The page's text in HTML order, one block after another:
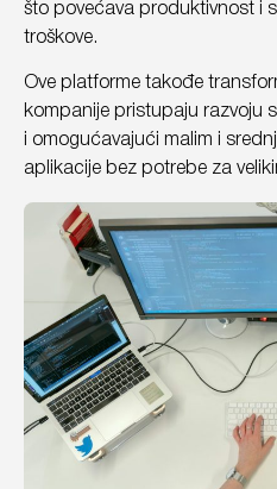
što povećava produktivnost i
troškove.
Ove platforme takođe
kompanije pristupaju razvoju
i omogućavajući malim i
aplikacije bez potrebe za